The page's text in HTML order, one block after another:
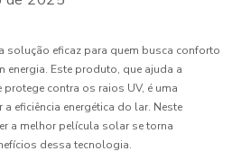
solução eficaz para quem busca conforto
energia. Este produto, que ajuda a
contra os raios UV, é uma
eficiência energética do lar. Neste
a melhor película solar se torna
dessa tecnologia.